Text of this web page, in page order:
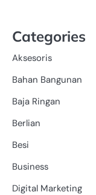
Categories
Aksesoris
Bahan Bangunan
Baja Ringan
Berlian
Besi
Business
Digital Marketing